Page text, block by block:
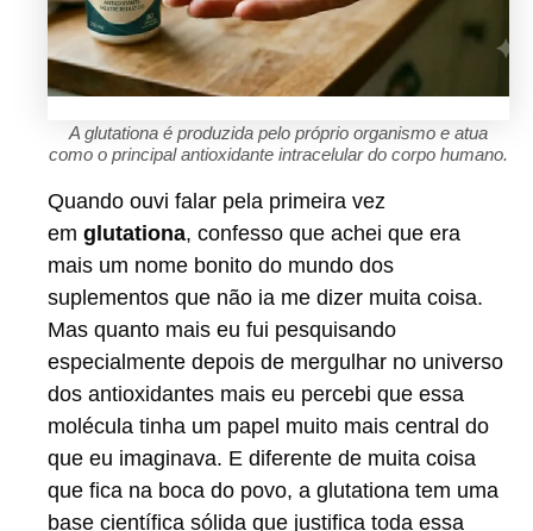
A glutationa é produzida pelo próprio organismo e atua
como o principal antioxidante intracelular do corpo humano.
Quando ouvi falar pela primeira vez
em glutationa, confesso que achei que era
mais um nome bonito do mundo dos
suplementos que não ia me dizer muita coisa.
Mas quanto mais eu fui pesquisando
especialmente depois de mergulhar no universo
dos antioxidantes mais eu percebi que essa
molécula tinha um papel muito mais central do
que eu imaginava. E diferente de muita coisa
que fica na boca do povo, a glutationa tem uma
base científica sólida que justifica toda essa